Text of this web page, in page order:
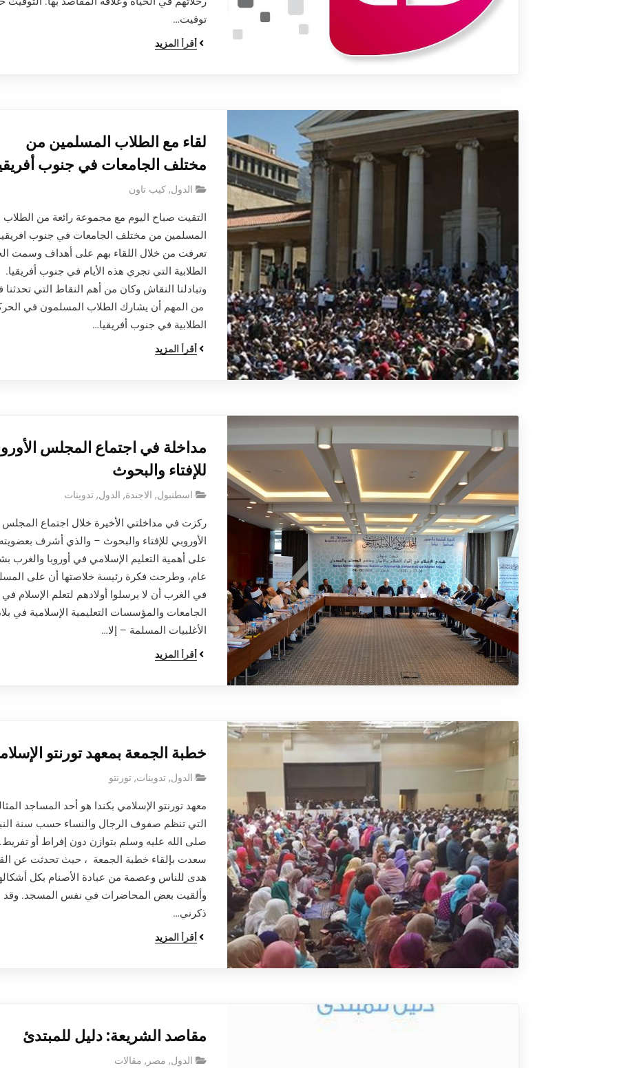
توقيت…
أقرأ المزيد
لقاء مع الطلاب المسلمين من
مختلف الجامعات في جنوب
الدول, كيب تاون
التقيت صباح اليوم مع مجموعة رائعة من الطلاب
المسلمين من مختلف الجامعات في جنوب
تعرفت من خلال اللقاء بهم على أهداف وسمت
الطلابية التي تجري هذه الأيام في جنوب أفريقيا.
وتبادلنا النقاش وكان من أهم النقاط التي تحدثنا
من المهم أن يشارك الطلاب المسلمون في
الطلابية في جنوب أفريقيا…
أقرأ المزيد
مداخلة في اجتماع المجلس
للإفتاء والبحوث
اسطنبول, الاجندة, الدول, تدوينات
ركزت في مداخلتي الأخيرة خلال اجتماع المجلس
الأوروبي للإفتاء والبحوث – والذي أشرف
على أهمية التعليم الإسلامي في أوروبا والغرب
عام، وطرحت فكرة رئيسة خلاصتها أن على
في الغرب أن لا يرسلوا أولادهم لتعلم الإسلام في
الجامعات والمؤسسات التعليمية الإسلامية في
الأغلبيات المسلمة – إلا…
أقرأ المزيد
خطبة الجمعة بمعهد تورنتو
الدول, تدوينات, تورنتو
معهد تورنتو الإسلامي بكندا هو أحد المساجد
التي تنظم صفوف الرجال والنساء حسب سنة
صلى الله عليه وسلم بتوازن دون إفراط أو تفريط.
سعدت بإلقاء خطبة الجمعة ، حيث تحدثت عن
هدى للناس وعصمة من عبادة الأصنام بكل
وألقيت بعض المحاضرات في نفس المسجد. وقد
ذكرني…
أقرأ المزيد
مقاصد الشريعة: دليل للمبتدئ
الدول, مصر , مقالات